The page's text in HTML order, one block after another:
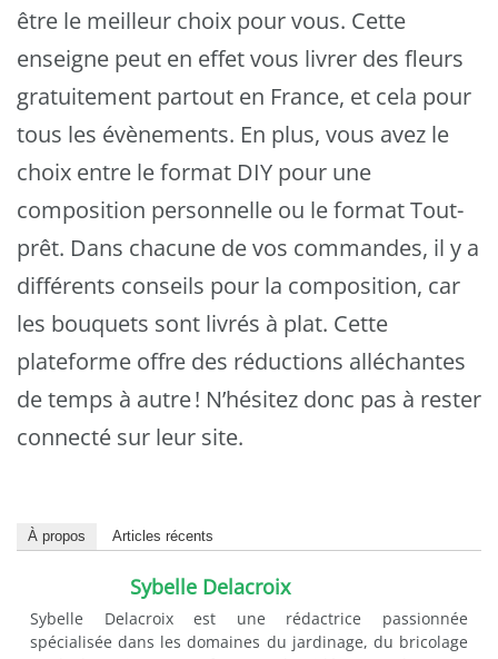
être le meilleur choix pour vous. Cette
enseigne peut en effet vous livrer des fleurs
gratuitement partout en France, et cela pour
tous les évènements. En plus, vous avez le
choix entre le format DIY pour une
composition personnelle ou le format Tout-
prêt. Dans chacune de vos commandes, il y a
différents conseils pour la composition, car
les bouquets sont livrés à plat. Cette
plateforme offre des réductions alléchantes
de temps à autre ! N’hésitez donc pas à rester
connecté sur leur site.
À propos Articles récents
Sybelle Delacroix
Sybelle Delacroix est une rédactrice passionnée
spécialisée dans les domaines du jardinage, du bricolage